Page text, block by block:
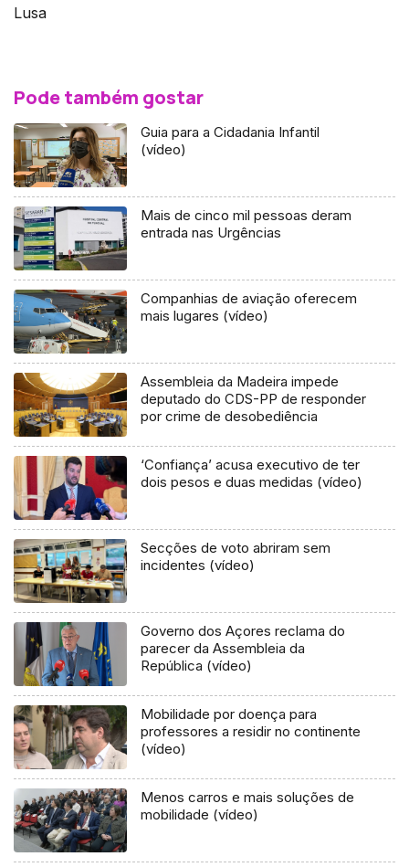
Lusa
Pode também gostar
Guia para a Cidadania Infantil
(vídeo)
Mais de cinco mil pessoas deram
entrada nas Urgências
Companhias de aviação oferecem
mais lugares (vídeo)
Assembleia da Madeira impede
deputado do CDS-PP de responder
por crime de desobediência
‘Confiança’ acusa executivo de ter
dois pesos e duas medidas (vídeo)
Secções de voto abriram sem
incidentes (vídeo)
Governo dos Açores reclama do
parecer da Assembleia da
República (vídeo)
Mobilidade por doença para
professores a residir no continente
(vídeo)
Menos carros e mais soluções de
mobilidade (vídeo)